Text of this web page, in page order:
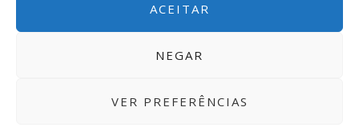
ACEITAR
NEGAR
VER PREFERÊNCIAS